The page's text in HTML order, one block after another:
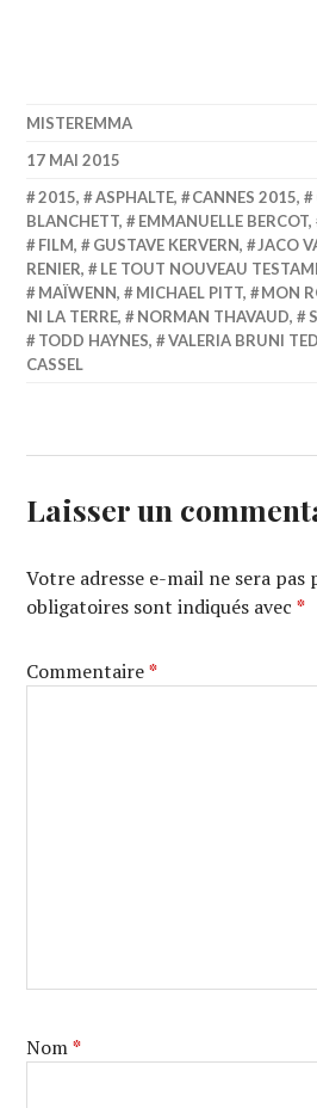
MISTEREMMA
17 MAI 2015
2015, ASPHALTE, CANNES 2015,
BLANCHETT, EMMANUELLE BERCOT,
FILM, GUSTAVE KERVERN, JACO
RENIER, LE TOUT NOUVEAU
MAÏWENN, MICHAEL PITT, MON
NI LA TERRE, NORMAN THAVAUD,
TODD HAYNES, VALERIA BRUNI
CASSEL
Laisser un
Votre adresse e-mail ne sera pas
obligatoires sont indiqués avec*
Commentaire*
Nom*